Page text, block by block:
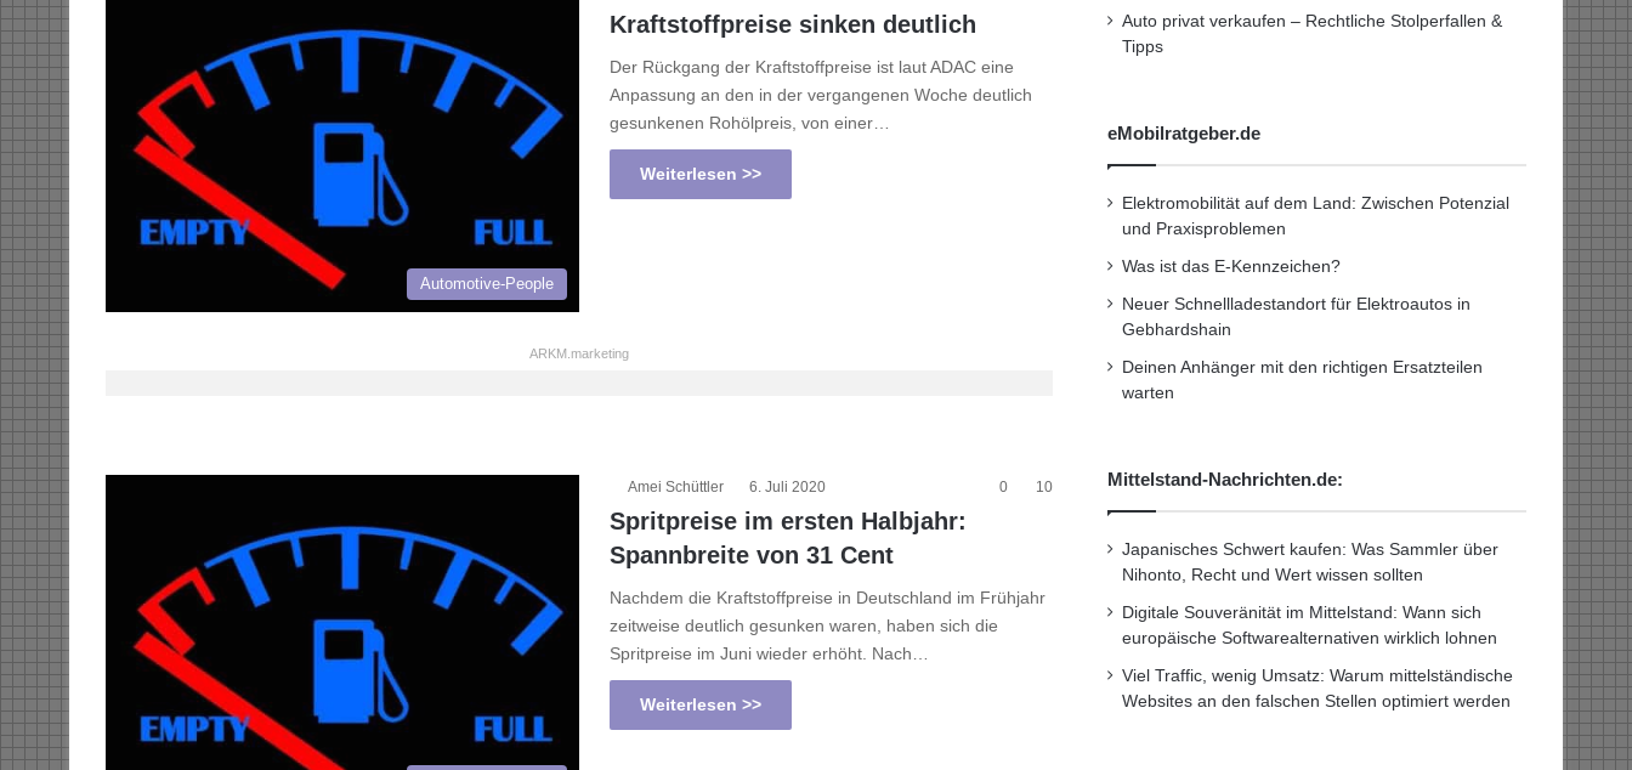
Automotive-People
Kraftstoffpreise sinken deutlich
Der Rückgang der Kraftstoffpreise ist laut ADAC eine
Anpassung an den in der vergangenen Woche deutlich
gesunkenen Rohölpreis, von einer…
Weiterlesen >>
ARKM.marketing
Amei Schüttler 6. Juli 2020 0 10
Spritpreise im ersten Halbjahr:
Spannbreite von 31 Cent
Nachdem die Kraftstoffpreise in Deutschland im Frühjahr
zeitweise deutlich gesunken waren, haben sich die
Spritpreise im Juni wieder erhöht. Nach…
Weiterlesen >>
Auto privat verkaufen – Rechtliche Stolperfallen &
Tipps
eMobilratgeber.de
Elektromobilität auf dem Land: Zwischen Potenzial
und Praxisproblemen
Was ist das E-Kennzeichen?
Neuer Schnellladestandort für Elektroautos in
Gebhardshain
Deinen Anhänger mit den richtigen Ersatzteilen
warten
Mittelstand-Nachrichten.de:
Japanisches Schwert kaufen: Was Sammler über
Nihonto, Recht und Wert wissen sollten
Digitale Souveränität im Mittelstand: Wann sich
europäische Softwarealternativen wirklich lohnen
Viel Traffic, wenig Umsatz: Warum mittelständische
Websites an den falschen Stellen optimiert werden